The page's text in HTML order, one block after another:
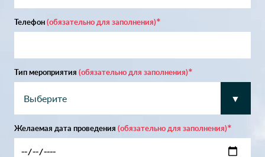
Телефон(обязательно для заполнения)
Тип мероприятия (обязательно для заполнения)
Желаемая дата проведения (обязательно для заполнения)